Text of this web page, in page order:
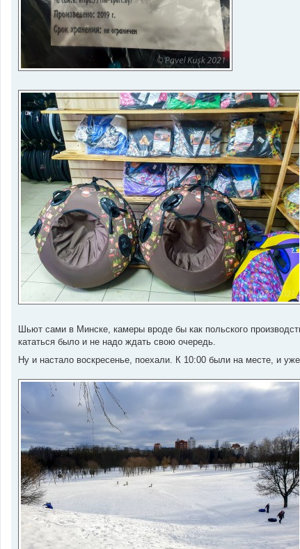
Шьют сами в Минске, камеры вроде бы как польского
кататься было и не надо ждать свою очередь.
Ну и настало воскресенье, поехали. К 10:00 были на месте, и